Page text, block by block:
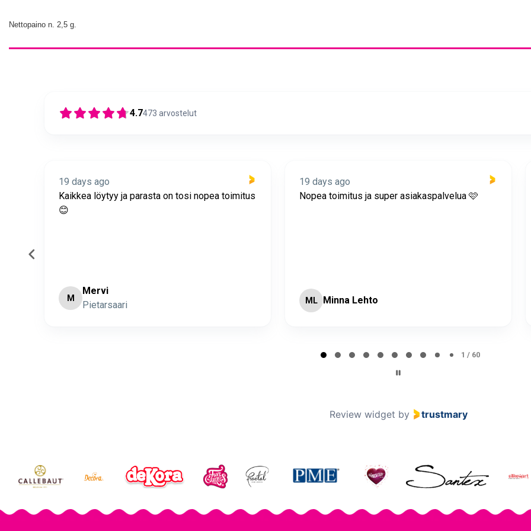
Nettopaino n. 2,5 g.
4.7473 arvostelut
19 days ago
Nopea toimitus ja super asiakaspalvelua 🩷
ML Minna Lehto
22 days ago
Löysin tuotteen, jota ei muissa
J JV
2 / 60
Review widget by trustmary